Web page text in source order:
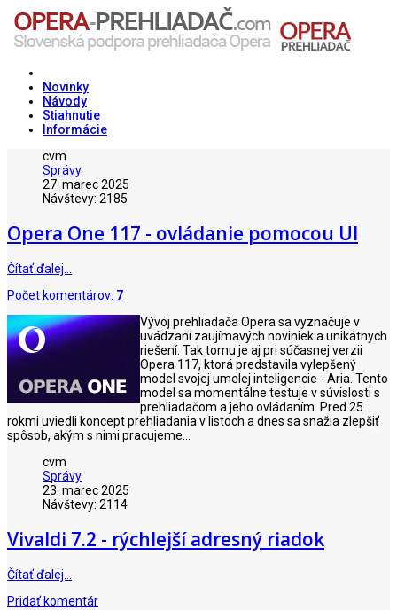
Novinky
Návody
Stiahnutie
Informácie
cvm
Správy
27. marec 2025
Návštevy: 2185
Opera One 117 - ovládanie pomocou UI
Čítať ďalej…
Počet komentárov: 7
Vývoj prehliadača Opera sa vyznačuje v
uvádzaní zaujímavých noviniek a unikátnych
riešení. Tak tomu je aj pri súčasnej verzii
Opera 117, ktorá predstavila vylepšený
model svojej umelej inteligencie - Aria. Tento
model sa momentálne testuje v súvislosti s
prehliadačom a jeho ovládaním. Pred 25
rokmi uviedli koncept prehliadania v listoch a dnes sa snažia zlepšiť
spôsob, akým s nimi pracujeme...
cvm
Správy
23. marec 2025
Návštevy: 2114
Vivaldi 7.2 - rýchlejší adresný riadok
Čítať ďalej…
Pridať komentár